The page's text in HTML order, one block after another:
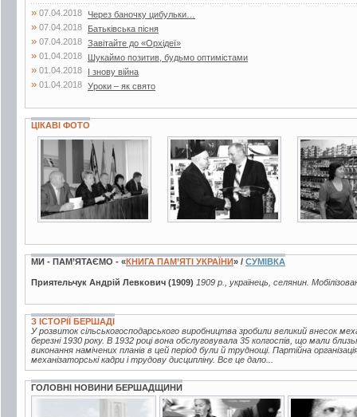
» 07.04.2018 Через баночку цибульки…
» 07.04.2018 Батьківська пісня
» 07.04.2018 Завітайте до «Орхідеї»
» 01.04.2018 Шукаймо позитив, будьмо оптимістами
» 01.04.2018 І знову війна
» 01.04.2018 Уроки – як свято
ЦІКАВІ ФОТО
2 фото 2 фото
МИ - ПАМ’ЯТАЄМО - «КНИГА ПАМ’ЯТІ УКРАЇНИ» / СУМІВКА
Приятельчук Андрій Левкович (1909) 1909 р., українець, селянин.
З ІСТОРІЇ БЕРШАДІ
У розвиток сільськогосподарського виробництва зробили великий внесок
березні 1930 року. В 1932 році вона обслуговувала 35 колгоспів, що мали
виконання намічених планів в цей період були й труднощі. Партійна
механізаторські кадри і трудову дисципліну. Все це дало...
ГОЛОВНІ НОВИНИ БЕРШАДЩИНИ